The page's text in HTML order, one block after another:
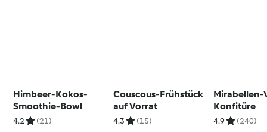
Himbeer-Kokos-
Smoothie-Bowl
4.2 (21)
Couscous-Frühstück
auf Vorrat
4.3 (15)
Mirabellen-
Konfitüre
4.9 (240)